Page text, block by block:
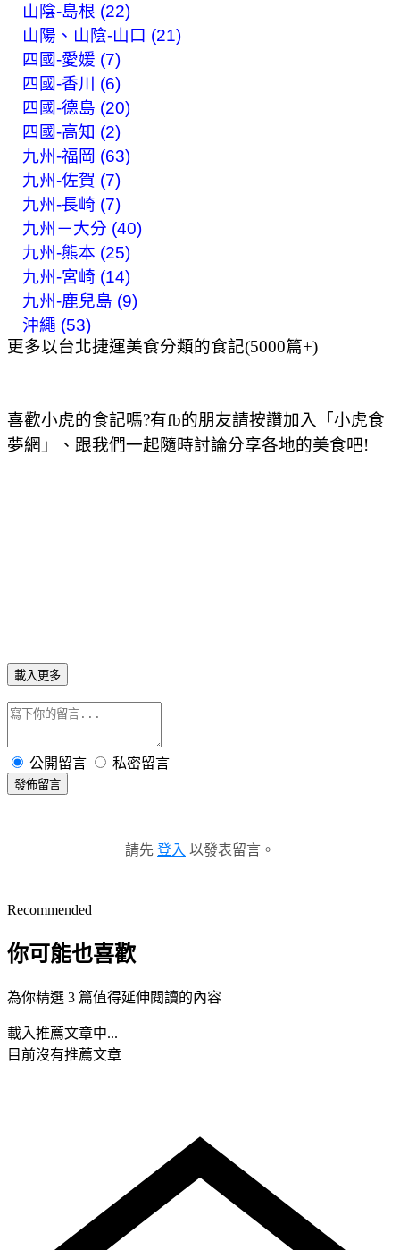
山陰-島根 (22)
山陽、山陰-山口 (21)
四國-愛媛 (7)
四國-香川 (6)
四國-德島 (20)
四國-高知 (2)
九州-福岡 (63)
九州-佐賀 (7)
九州-長崎 (7)
九州－大分 (40)
九州-熊本 (25)
九州-宮崎 (14)
九州-鹿兒島 (9)
沖繩 (53)
更多以台北捷運美食分類的食記(5000篇+)
喜歡小虎的食記嗎?有fb的朋友請按讚加入「小虎食
夢網」、跟我們一起隨時討論分享各地的美食吧!
載入更多
公開留言 私密留言
發佈留言
請先 登入 以發表留言。
Recommended
你可能也喜歡
為你精選 3 篇值得延伸閱讀的內容
載入推薦文章中...
目前沒有推薦文章